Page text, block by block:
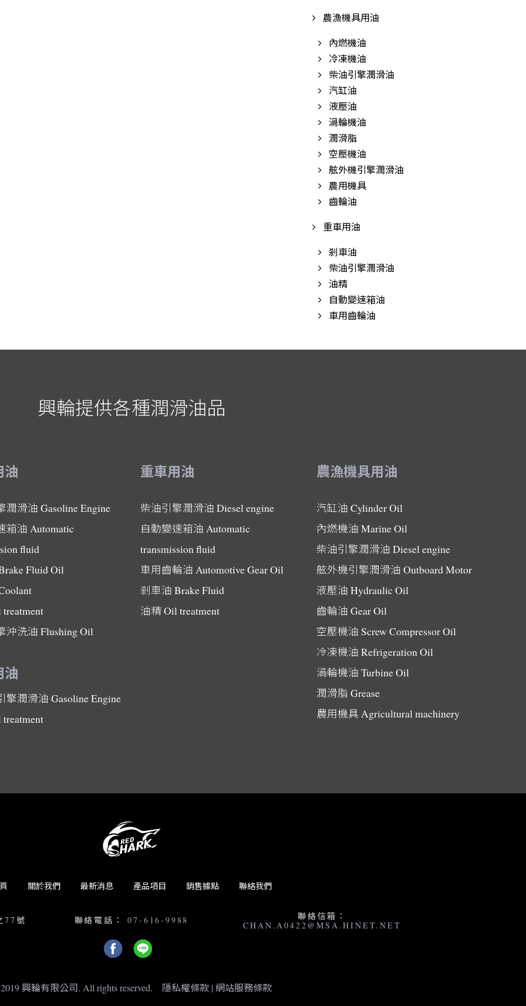
農漁機具用油
內燃機油
冷凍機油
柴油引擎潤滑油
汽缸油
液壓油
渦輪機油
潤滑脂
空壓機油
舷外機引擎潤滑油
農用機具
齒輪油
重車用油
剎車油
柴油引擎潤滑油
油精
自動變速箱油
車用齒輪油
興輪提供各種潤滑油品
油
潤滑油 Gasoline Engine
箱油 Automatic
fluid
Fluid Oil
沖洗油 Flushing Oil
油
擎潤滑油 Gasoline Engine
重車用油
柴油引擎潤滑油 Diesel engine
自動變速箱油 Automatic
transmission fluid
車用齒輪油 Automotive Gear Oil
剎車油 Brake Fluid
油精Oil treatment
農漁機具用油
汽缸油 Cylinder Oil
內燃機油 Marine Oil
柴油引擎潤滑油 Diesel engine
舷外機引擎潤滑油 Outboard Motor
液壓油 Hydraulic Oil
齒輪油 Gear Oil
空壓機油 Screw Compressor Oil
冷凍機油 Refrigeration Oil
渦輪機油 Turbine Oil
潤滑脂 Grease
農用機具 Agricultural machinery
關於我們 最新消息 產品項目 銷售據點 聯絡我們
77號 聯絡電話： 07-616-9988
聯絡信箱：
CHAN.A0422@MSA.HINET.NET
興輪有限公司. All rights reserved. 隱私權條款 | 網站服務條款